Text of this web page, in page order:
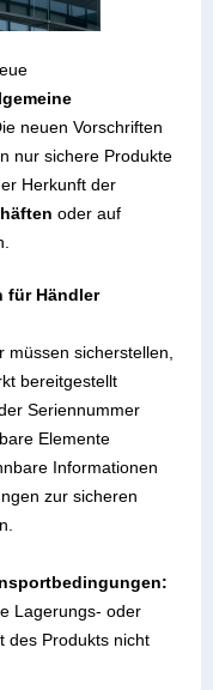
neuen Vorschriften
nur sichere Produkte
Herkunft der
oder auf
für Händler
müssen sicherstellen,
bereitgestellt
Seriennummer
Elemente
Informationen
zur sicheren
Lagerungs- oder
des Produkts nicht